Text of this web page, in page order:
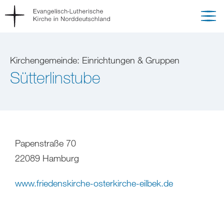
Kirchengemeinde: Einrichtungen & Gruppen
Sütterlinstube
Papenstraße 70
22089 Hamburg
www.friedenskirche-osterkirche-eilbek.de